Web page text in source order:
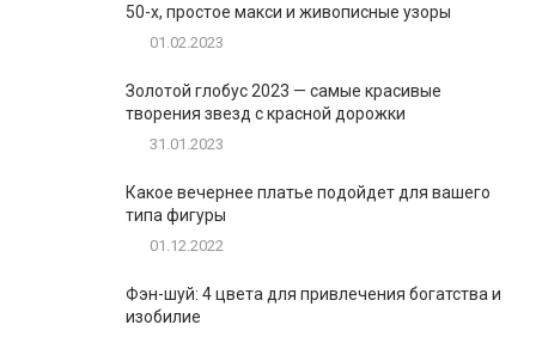
50-х, простое макси и живописные узоры
01.02.2023
Золотой глобус 2023 — самые красивые
творения звезд с красной дорожки
31.01.2023
Какое вечернее платье подойдет для вашего
типа фигуры
01.12.2022
Фэн-шуй: 4 цвета для привлечения богатства и
изобилие